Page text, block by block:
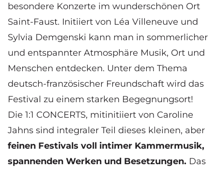
besondere Konzerte im wunderschönen Ort
Saint-Faust. Initiiert von Léa Villeneuve und
Sylvia Demgenski kann man in sommerlicher
und entspannter Atmosphäre Musik, Ort und
Menschen entdecken. Unter dem Thema
deutsch-französischer Freundschaft wird das
Festival zu einem starken Begegnungsort!
Die 1:1 CONCERTS, mitinitiiert von Caroline
Jahns sind integraler Teil dieses kleinen, aber
feinen Festivals voll intimer Kammermusik,
spannenden Werken und Besetzungen. Das